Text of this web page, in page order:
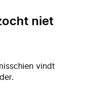
niet
vindt